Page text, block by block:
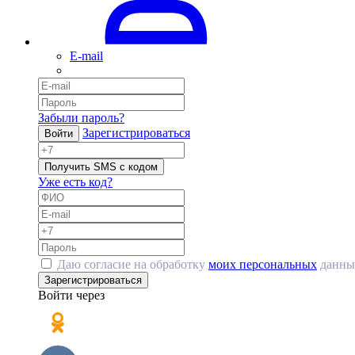
E-mail
Забыли пароль?
Войти Зарегистрироваться
Получить SMS с кодом
Уже есть код?
Даю согласие на обработку моих персональных
Зарегистрироваться
Войти через